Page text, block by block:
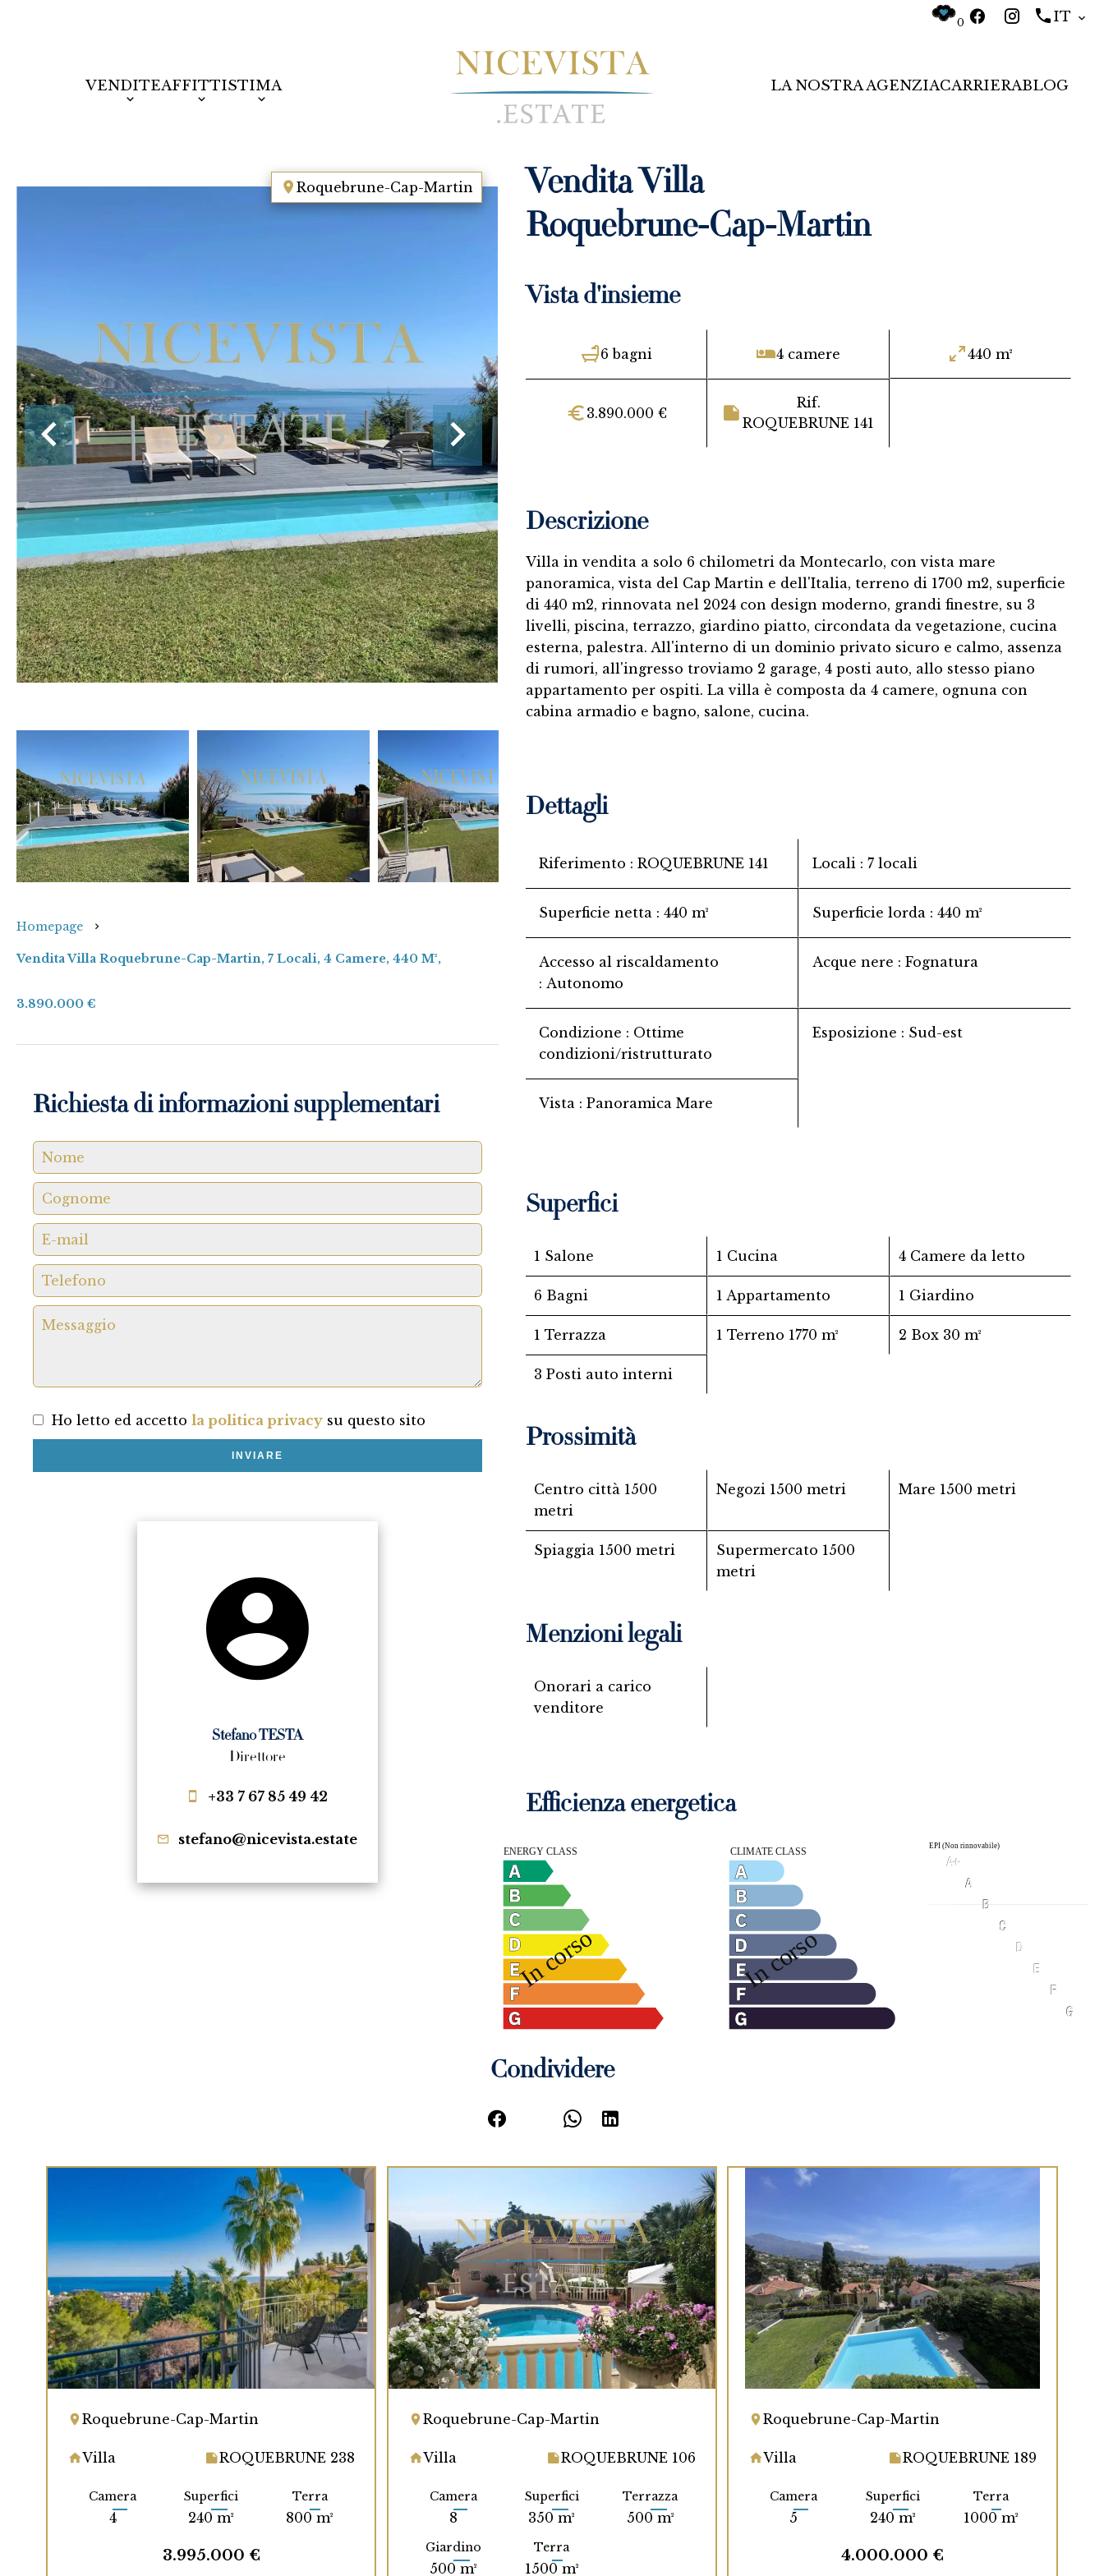
0 IT
VENDITEAFFITTISTIMA LA NOSTRA AGENZIACARRIERABLOG
Roquebrune-Cap-Martin
Homepage
Vendita Villa Roquebrune-Cap-Martin, 7 Locali, 4 Camere, 440 M²,
3.890.000 €
Richiesta di informazioni supplementari
Ho letto ed accetto la politica privacy su questo sito
INVIARE
Stefano TESTA
Direttore
+33 7 67 85 49 42
stefano@nicevista.estate
Vendita Villa
Roquebrune-Cap-Martin
Vista d'insieme
6 bagni 4 camere 440 m²
3.890.000 €
Rif.
ROQUEBRUNE 141
Descrizione
Villa in vendita a solo 6 chilometri da Montecarlo, con vista mare
panoramica, vista del Cap Martin e dell'Italia, terreno di 1700 m2, superficie
di 440 m2, rinnovata nel 2024 con design moderno, grandi finestre, su 3
livelli, piscina, terrazzo, giardino piatto, circondata da vegetazione, cucina
esterna, palestra. All'interno di un dominio privato sicuro e calmo, assenza
di rumori, all'ingresso troviamo 2 garage, 4 posti auto, allo stesso piano
appartamento per ospiti. La villa è composta da 4 camere, ognuna con
cabina armadio e bagno, salone, cucina.
Dettagli
Riferimento ROQUEBRUNE 141 Locali 7 locali
Superficie netta 440 m² Superficie lorda 440 m²
Accesso al riscaldamento
Autonomo
Acque nere Fognatura
Condizione
Ottime
condizioni/ristrutturato
Esposizione Sud-est
Vista Panoramica Mare
Superfici
1 Salone 1 Cucina 4 Camere da letto
6 Bagni 1 Appartamento 1 Giardino
1 Terrazza 1 Terreno 1770 m² 2 Box 30 m²
3 Posti auto interni
Prossimità
Centro città 1500
metri
Negozi 1500 metri Mare 1500 metri
Spiaggia 1500 metri Supermercato 1500
metri
Menzioni legali
Onorari a carico
venditore
Efficienza energetica
EPI (Non rinnovabile)
Condividere
Roquebrune-Cap-Martin
Villa ROQUEBRUNE 238
Camera
4
Superfici
240 m²
Terra
800 m²
3.995.000 €
Roquebrune-Cap-Martin
Villa ROQUEBRUNE 106
Camera
8
Superfici
350 m²
Terrazza
500 m²
Giardino
500 m²
Terra
1500 m²
Roquebrune-Cap-Martin
Villa ROQUEBRUNE 189
Camera
5
Superfici
240 m²
Terra
1000 m²
4.000.000 €